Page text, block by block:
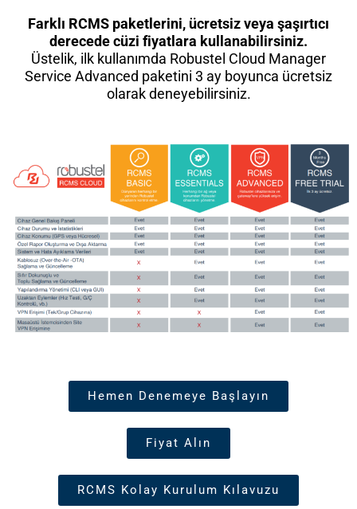
Farklı RCMS paketlerini, ücretsiz veya şaşırtıcı
derecede cüzi fiyatlara kullanabilirsiniz.
Üstelik, ilk kullanımda Robustel Cloud Manager
Service Advanced paketini 3 ay boyunca ücretsiz
olarak deneyebilirsiniz.
Hemen Denemeye Başlayın
Fiyat Alın
RCMS Kolay Kurulum Kılavuzu